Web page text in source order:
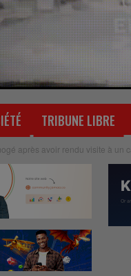
TRIBUNE LIBRE
après avoir rendu visite à un